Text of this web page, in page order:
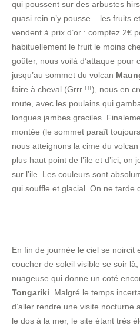
qui poussent sur des arbustes
quasi rein n’y pousse – les fruits
vendent à prix d’or : comptez 2€
habituellement le fruit le moins
goûter, nous voilà d’attaque pour
jusqu’au sommet du volcan
faire à cheval (Grrr !!!), nous en
route, avec les poulains qui
longues jambes graciles.
montée (le sommet paraît
nous atteignons la cime du
plus haut point de l’île et d’ici, on
sur l’ile. Les couleurs sont
qui souffle et glacial. On ne tarde
En fin de journée le ciel se noircit
coucher de soleil visible se soir
nuageuse qui donne un coté
Tongariki . Malgré le temps
d’aller rendre une visite nocturne
le dos à la mer, le site étant très